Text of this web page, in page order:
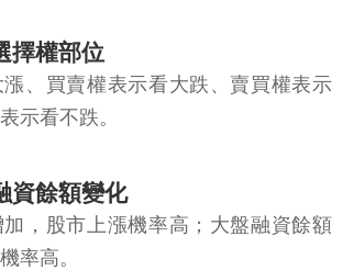
擇權部位
、買賣權表示看大跌、賣買權表示
示看不跌。
資餘額變化
，股市上漲機率高；大盤融資餘額
率高。